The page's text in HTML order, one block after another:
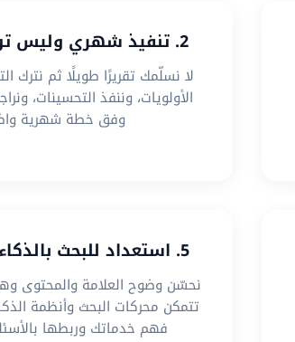
2. تنفيذ شهري وليس توصيات فقط
لا نسلّمك تقريرًا طويلًا ثم نترك
الأولويات، وننفذ التحسينات،
وفق خطة شهرية
5. استعداد للبحث بالذكاء الاصطناعي
نحسّن وضوح العلامة والمحتوى
تتمكن محركات البحث وأنظمة
فهم خدماتك وربطها